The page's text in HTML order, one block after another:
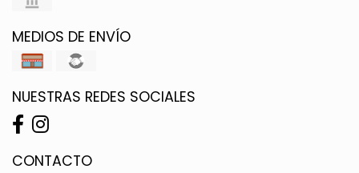
MEDIOS DE ENVÍO
NUESTRAS REDES SOCIALES
CONTACTO